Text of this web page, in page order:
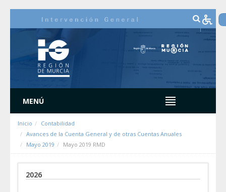
MENÚ
Inicio
Contabilidad
Avances de la Cuenta General y de otras Cuentas Anuales
Mayo 2019
Mayo 2019 RMD
2026